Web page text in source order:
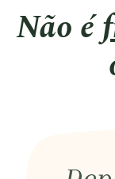
Não é